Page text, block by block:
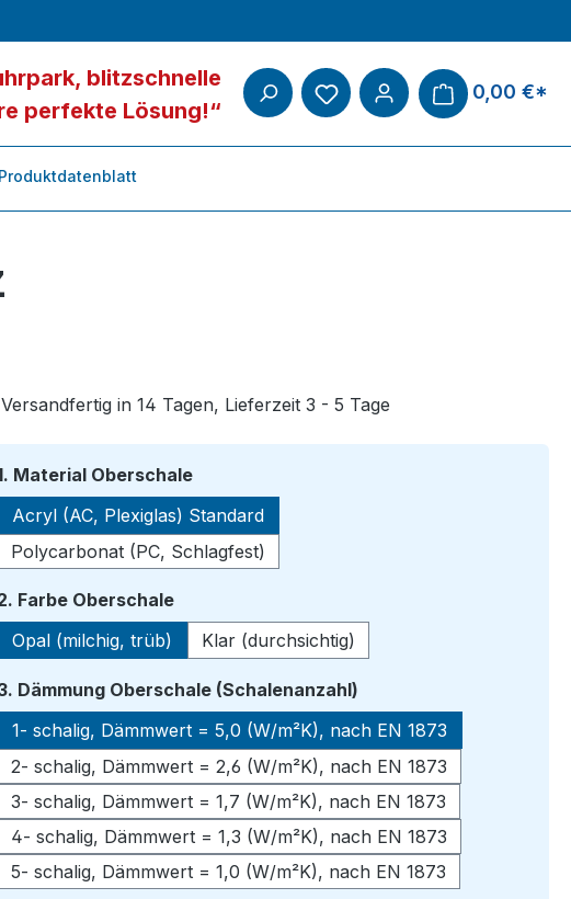
blitzschnelle
perfekte Lösung!“
0,00 €*
Produktdatenblatt
Versandfertig in 14 Tagen, Lieferzeit 3 - 5 Tage
Material Oberschaleauswählen
Acryl (AC, Plexiglas) Standard
Polycarbonat (PC, Schlagfest)
Farbe Oberschaleauswählen
Opal (milchig, trüb)
Klar (durchsichtig)
Dämmung Oberschale (Schalenanzahl)
1- schalig, Dämmwert = 5,0 (W/m²K), nach EN 1873
2- schalig, Dämmwert = 2,6 (W/m²K), nach EN 1873
3- schalig, Dämmwert = 1,7 (W/m²K), nach EN 1873
4- schalig, Dämmwert = 1,3 (W/m²K), nach EN 1873
5- schalig, Dämmwert = 1,0 (W/m²K), nach EN 1873